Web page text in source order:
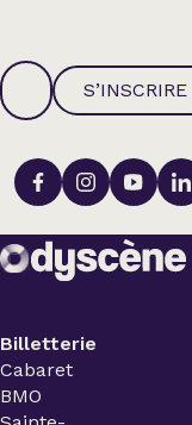
S’INSCRIRE
Billetterie
Cabaret
BMO